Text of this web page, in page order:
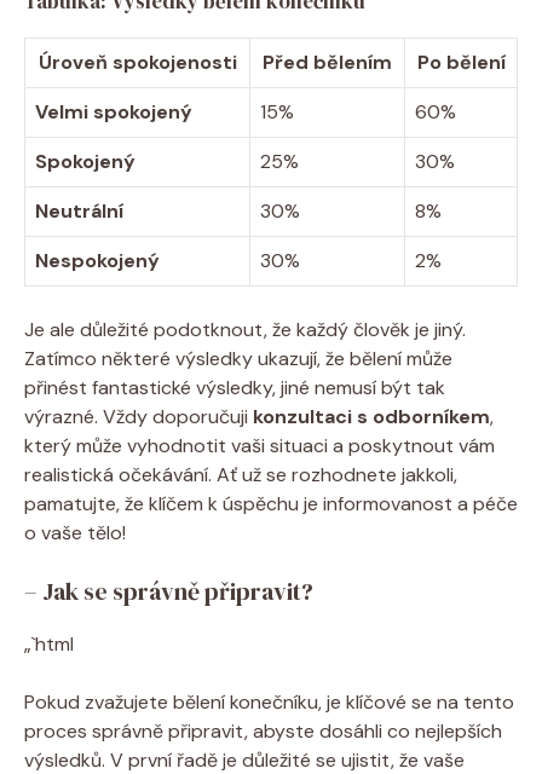
Úroveň spokojenosti Před bělením
Po bělení
Velmi spokojený
15%
60%
Spokojený
25%
30%
Neutrální
30%
8%
Nespokojený
30% 2%
Je ale důležité podotknout, že každý člověk je jiný.
Zatímco některé výsledky ukazují, že bělení může
přinést fantastické výsledky, jiné nemusí být tak
výrazné. Vždy doporučuji konzultaci s odborníkem,
který může vyhodnotit vaši situaci a poskytnout vám
realistická očekávání. Ať už se rozhodnete jakkoli,
pamatujte, že klíčem k úspěchu je informovanost a péče
o vaše tělo!
– Jak se správně připravit?
„`html
Pokud zvažujete bělení konečníku, je klíčové se na tento
proces správně připravit, abyste dosáhli co nejlepších
výsledků. V první řadě je důležité se ujistit, že vaše